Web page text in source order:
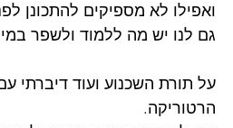
ואפילו לא מספיקים להתכונן
גם לנו יש מה ללמוד ולשפר
על תורת השכנוע ועוד דיברתי
הרטוריקה.